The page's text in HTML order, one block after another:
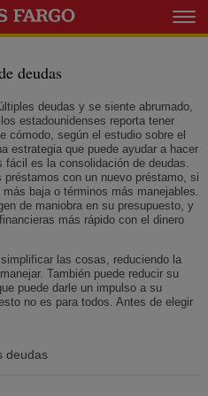
Expanda el
deudas
deudas y se siente abrumado,
estadounidenses reporta tener
cómodo, según el estudio sobre el
estrategia que puede ayudar a hacer
fácil es la consolidación de deudas.
con un nuevo préstamo, si
baja o términos más manejables.
de maniobra en su presupuesto, y
más rápido con el dinero
las cosas, reduciendo la
También puede reducir su
puede darle un impulso a su
no es para todos. Antes de elegir
deudas